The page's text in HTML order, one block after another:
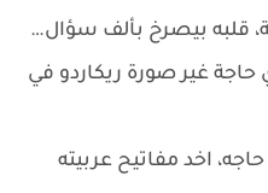
قلبه بيصرخ بألف سؤال…
غير صورة ريكاردو في
اخد مفاتيح عربيته